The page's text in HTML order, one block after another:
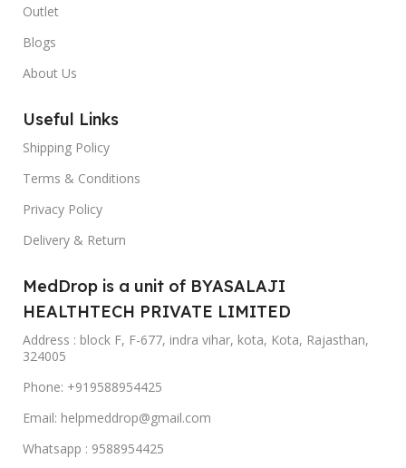
Outlet
Blogs
About Us
Useful Links
Shipping Policy
Terms & Conditions
Privacy Policy
Delivery & Return
MedDrop is a unit of BYASALAJI
HEALTHTECH PRIVATE LIMITED
Address : block F, F-677, indra vihar, kota, Kota, Rajasthan,
324005
Phone: +919588954425
Email: helpmeddrop@gmail.com
Whatsapp : 9588954425